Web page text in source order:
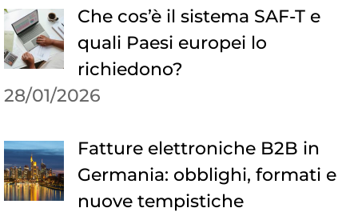
Che cos’è il sistema SAF-T e
quali Paesi europei lo
richiedono?
28/01/2026
Fatture elettroniche B2B in
Germania: obblighi, formati e
nuove tempistiche